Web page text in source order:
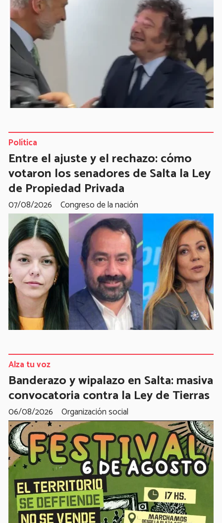
Entre el ajuste y el rechazo: cómo
votaron los senadores de Salta la Ley
de Propiedad Privada
Congreso de la nación
Política
07/08/2026
Banderazo y wipalazo en Salta: masiva
convocatoria contra la Ley de Tierras
Organización social
Alza tu voz
06/08/2026